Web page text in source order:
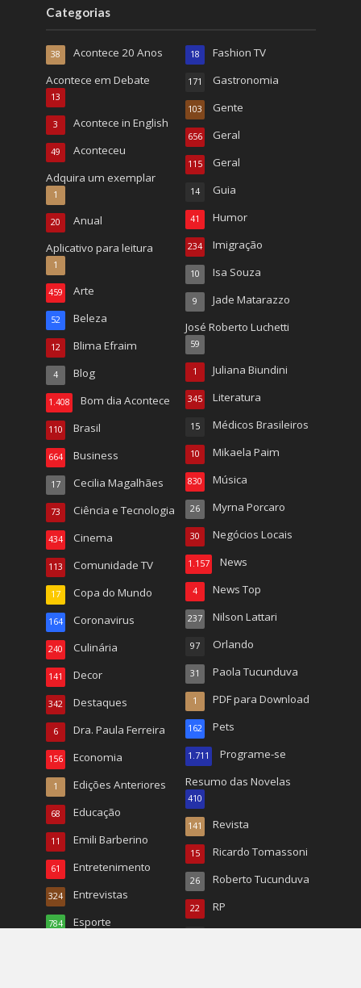
Categorias
Acontece 20 Anos
38
Acontece em Debate
13
Acontece in English
3
Aconteceu
49
Adquira um exemplar
1
Anual
20
Aplicativo para leitura
1
Arte
459
Beleza
52
Blima Efraim
12
Blog
4
Bom dia Acontece
1.408
Brasil
110
Business
664
Cecilia Magalhães
17
Ciência e Tecnologia
73
Cinema
434
Comunidade TV
113
Copa do Mundo
17
Coronavirus
164
Culinária
240
Decor
141
Destaques
342
Dra. Paula Ferreira
6
Economia
156
Edições Anteriores
1
Educação
68
Emili Barberino
11
Entretenimento
61
Entrevistas
324
Esporte
784
Fashion TV
18
Gastronomia
171
Gente
103
Geral
656
Geral
115
Guia
14
Humor
41
Imigração
234
Isa Souza
10
Jade Matarazzo
9
José Roberto Luchetti
59
Juliana Biundini
1
Literatura
345
Médicos Brasileiros
15
Mikaela Paim
10
Música
830
Myrna Porcaro
26
Negócios Locais
30
News
1.157
News Top
4
Nilson Lattari
237
Orlando
97
Paola Tucunduva
31
PDF para Download
1
Pets
162
Programe-se
1.711
Resumo das Novelas
410
Revista
141
Ricardo Tomassoni
15
Roberto Tucunduva
26
RP
22